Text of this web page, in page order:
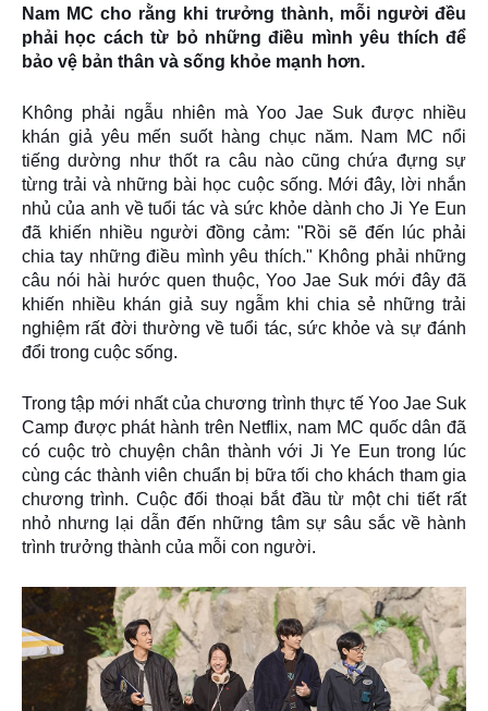
Nam MC cho rằng khi trưởng thành, mỗi người đều
phải học cách từ bỏ những điều mình yêu thích để
bảo vệ bản thân và sống khỏe mạnh hơn.
Không phải ngẫu nhiên mà Yoo Jae Suk được nhiều
khán giả yêu mến suốt hàng chục năm. Nam MC nổi
tiếng dường như thốt ra câu nào cũng chứa đựng sự
từng trải và những bài học cuộc sống. Mới đây, lời nhắn
nhủ của anh về tuổi tác và sức khỏe dành cho Ji Ye Eun
đã khiến nhiều người đồng cảm: "Rồi sẽ đến lúc phải
chia tay những điều mình yêu thích." Không phải những
câu nói hài hước quen thuộc, Yoo Jae Suk mới đây đã
khiến nhiều khán giả suy ngẫm khi chia sẻ những trải
nghiệm rất đời thường về tuổi tác, sức khỏe và sự đánh
đổi trong cuộc sống.
Trong tập mới nhất của chương trình thực tế Yoo Jae Suk
Camp được phát hành trên Netflix, nam MC quốc dân đã
có cuộc trò chuyện chân thành với Ji Ye Eun trong lúc
cùng các thành viên chuẩn bị bữa tối cho khách tham gia
chương trình. Cuộc đối thoại bắt đầu từ một chi tiết rất
nhỏ nhưng lại dẫn đến những tâm sự sâu sắc về hành
trình trưởng thành của mỗi con người.